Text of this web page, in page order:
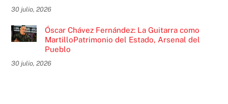
30 julio, 2026
Óscar Chávez Fernández: La Guitarra como
MartilloPatrimonio del Estado, Arsenal del
Pueblo
30 julio, 2026